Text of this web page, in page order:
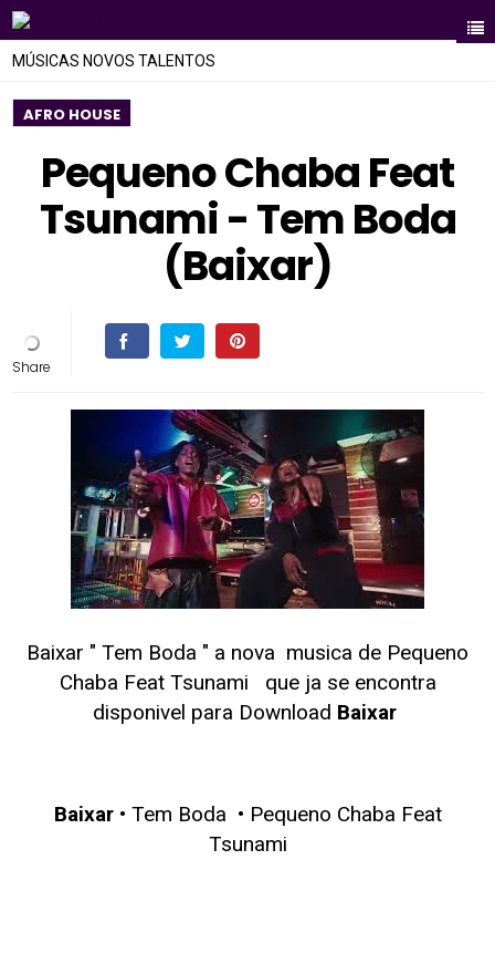
MÚSICAS NOVOS TALENTOS
AFRO HOUSE
Pequeno Chaba Feat
Tsunami - Tem Boda
(Baixar)
Baixar " Tem Boda " a nova musica de Pequeno
Chaba Feat Tsunami
que ja se encontra
disponivel para Download Baixar
Baixar• Tem Boda • Pequeno Chaba Feat
Tsunami